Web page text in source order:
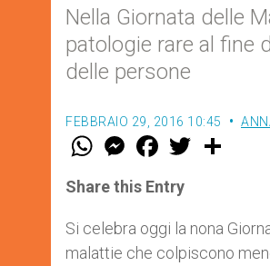
Nella Giornata delle
patologie rare al fine
delle persone
FEBBRAIO 29, 2016 10:45
W
t
s
p
p
M
e
s
e
g
e
r
F
a
e
b
o
k
w
r
Share this Entry
Si celebra oggi la nona
malattie che colpiscono